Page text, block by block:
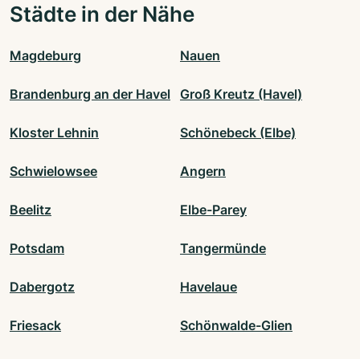
Städte in der Nähe
Magdeburg Nauen
Brandenburg an der Havel Groß Kreutz (Havel)
Kloster Lehnin Schönebeck (Elbe)
Schwielowsee Angern
Beelitz Elbe-Parey
Potsdam Tangermünde
Dabergotz Havelaue
Friesack Schönwalde-Glien